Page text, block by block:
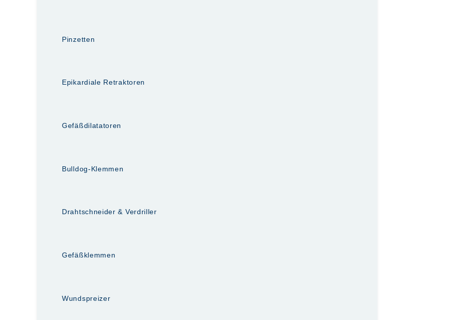
Pinzetten
Epikardiale Retraktoren
Gefäßdilatatoren
Bulldog-Klemmen
Drahtschneider & Verdriller
Gefäßklemmen
Wundspreizer